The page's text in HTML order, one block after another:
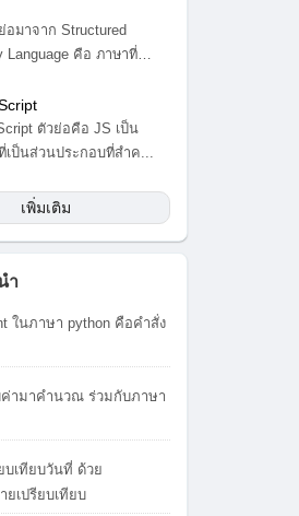
อมาจาก Structured
Language คือ ภาษาที่ใช้
ตัวย่อคือ JS เป็น
เป็นส่วนประกอบที่สำค...
เพิ่มเติม
ำ
ในภาษา python คือคำสั่ง
ค่ามาคำนวณ ร่วมกับภาษา
บเทียบวันที่ ด้วย
ยเปรียบเทียบ